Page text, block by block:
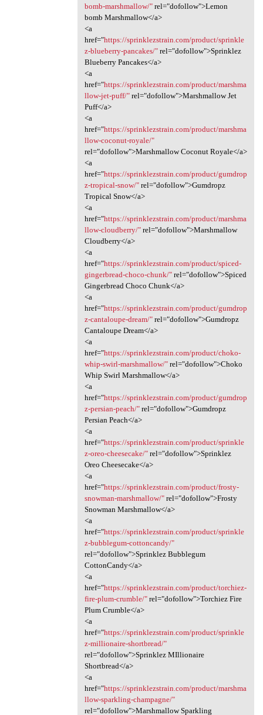
bomb-marshmallow/"rel="dofollow">Lemon
bomb Marshmallow</a>
<a
href="https://sprinklezstrain.com/product/sprinkle
z-blueberry-pancakes/"rel="dofollow">Sprinklez
Blueberry Pancakes</a>
<a
href="https://sprinklezstrain.com/product/marshma
llow-jet-puff/"rel="dofollow">Marshmallow Jet
Puff</a>
<a
href="https://sprinklezstrain.com/product/marshma
llow-coconut-royale/"
rel="dofollow">Marshmallow Coconut Royale</a>
<a
href="https://sprinklezstrain.com/product/gumdrop
z-tropical-snow/"rel="dofollow">Gumdropz
Tropical Snow</a>
<a
href="https://sprinklezstrain.com/product/marshma
llow-cloudberry/"rel="dofollow">Marshmallow
Cloudberry</a>
<a
href="https://sprinklezstrain.com/product/spiced-
gingerbread-choco-chunk/"rel="dofollow">Spiced
Gingerbread Choco Chunk</a>
<a
href="https://sprinklezstrain.com/product/gumdrop
z-cantaloupe-dream/"rel="dofollow">Gumdropz
Cantaloupe Dream</a>
<a
href="https://sprinklezstrain.com/product/choko-
whip-swirl-marshmallow/"rel="dofollow">Choko
Whip Swirl Marshmallow</a>
<a
href="https://sprinklezstrain.com/product/gumdrop
z-persian-peach/"rel="dofollow">Gumdropz
Persian Peach</a>
<a
href="https://sprinklezstrain.com/product/sprinkle
z-oreo-cheesecake/"rel="dofollow">Sprinklez
Oreo Cheesecake</a>
<a
href="https://sprinklezstrain.com/product/frosty-
snowman-marshmallow/"rel="dofollow">Frosty
Snowman Marshmallow</a>
<a
href="https://sprinklezstrain.com/product/sprinkle
z-bubblegum-cottoncandy/"
rel="dofollow">Sprinklez Bubblegum
CottonCandy</a>
<a
href="https://sprinklezstrain.com/product/torchiez-
fire-plum-crumble/"rel="dofollow">Torchiez Fire
Plum Crumble</a>
<a
href="https://sprinklezstrain.com/product/sprinkle
z-millionaire-shortbread/"
rel="dofollow">Sprinklez MIllionaire
Shortbread</a>
<a
href="https://sprinklezstrain.com/product/marshma
llow-sparkling-champagne/"
rel="dofollow">Marshmallow Sparkling